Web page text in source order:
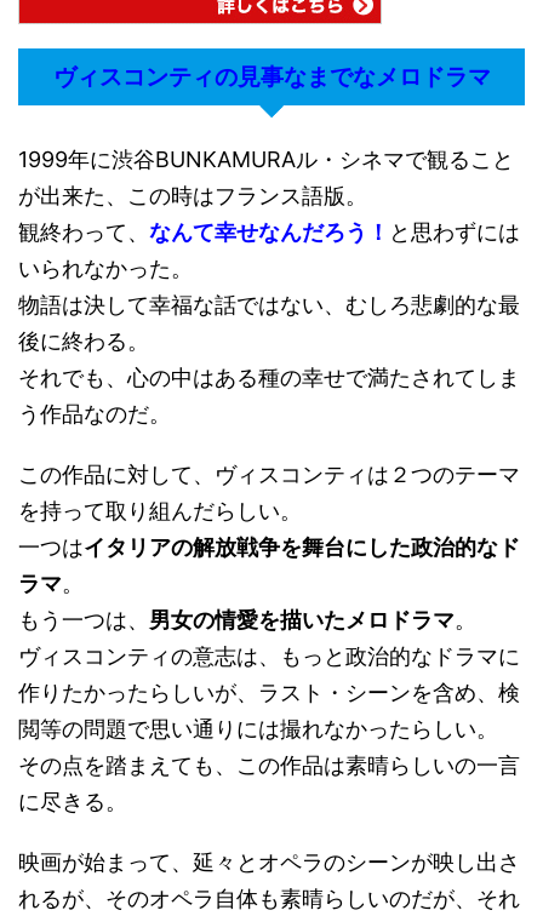
ヴィスコンティの見事なまでなメロドラマ
1999年に渋谷BUNKAMURAル・シネマで観ること
が出来た、この時はフランス語版。
観終わって、 なんて幸せなんだろう！ と思わずには
いられなかった。
物語は決して幸福な話ではない、むしろ悲劇的な最
後に終わる。
それでも、心の中はある種の幸せで満たされてしま
う作品なのだ。
この作品に対して、ヴィスコンティは２つのテーマ
を持って取り組んだらしい。
一つはイタリアの解放戦争を舞台にした政治的なド
ラマ。
もう一つは、 男女の情愛を描いたメロドラマ。
ヴィスコンティの意志は、もっと政治的なドラマに
作りたかったらしいが、ラスト・シーンを含め、検
閲等の問題で思い通りには撮れなかったらしい。
その点を踏まえても、この作品は素晴らしいの一言
に尽きる。
映画が始まって、延々とオペラのシーンが映し出さ
れるが、そのオペラ自体も素晴らしいのだが、それ